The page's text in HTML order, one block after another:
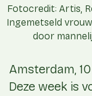
Fotocredit: Artis,
Ingemetseld
door
Amsterdam,
Deze week is